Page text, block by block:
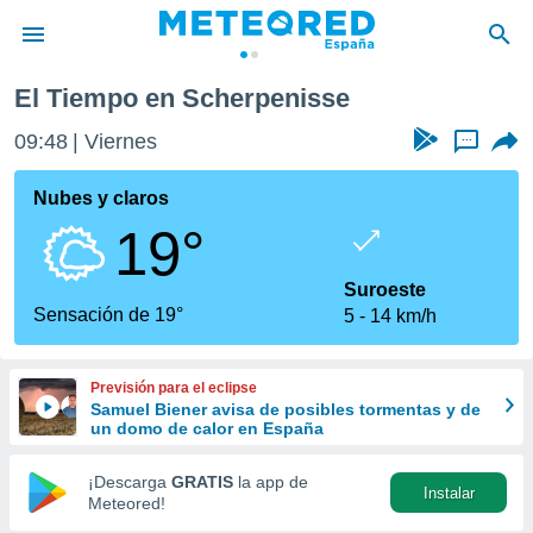
de
por
que se
calidad.
a este
las
y
forma
digital
basada
El Tiempo en Scherpenisse
09:48 Viernes ...
Nubes y claros
19°
Sensación de 19°
Suroeste
5
14 km/h
Previsión para el eclipse
Samuel Biener avisa de posibles tormentas y de
un domo de calor en España
¡Descarga GRATIS la app de
Meteored!
Instalar